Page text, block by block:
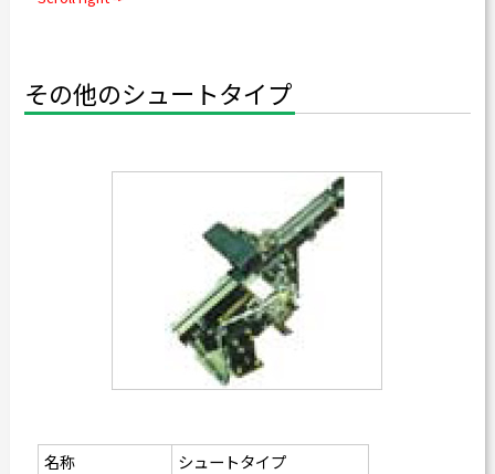
その他のシュートタイプ
名称
シュートタイプ